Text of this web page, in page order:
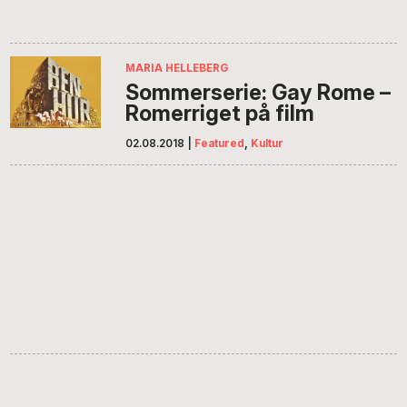
MARIA HELLEBERG
Sommerserie: Gay Rome –
Romerriget på film
02.08.2018 Featured Kultur